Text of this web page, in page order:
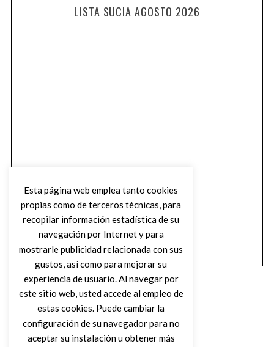
LISTA SUCIA AGOSTO 2026
Esta página web emplea tanto cookies
propias como de terceros técnicas, para
recopilar información estadística de su
navegación por Internet y para
mostrarle publicidad relacionada con sus
gustos, así como para mejorar su
experiencia de usuario. Al navegar por
este sitio web, usted accede al empleo de
estas cookies. Puede cambiar la
configuración de su navegador para no
aceptar su instalación u obtener más